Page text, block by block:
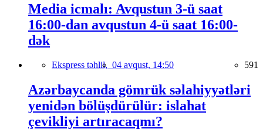
Media icmalı: Avqustun 3-ü saat
16:00-dan avqustun 4-ü saat 16:00-
dək
Ekspress təhlil, 04 avqust, 14:50 591
Azərbaycanda gömrük səlahiyyətləri
yenidən bölüşdürülür: islahat
çevikliyi artıracaqmı?